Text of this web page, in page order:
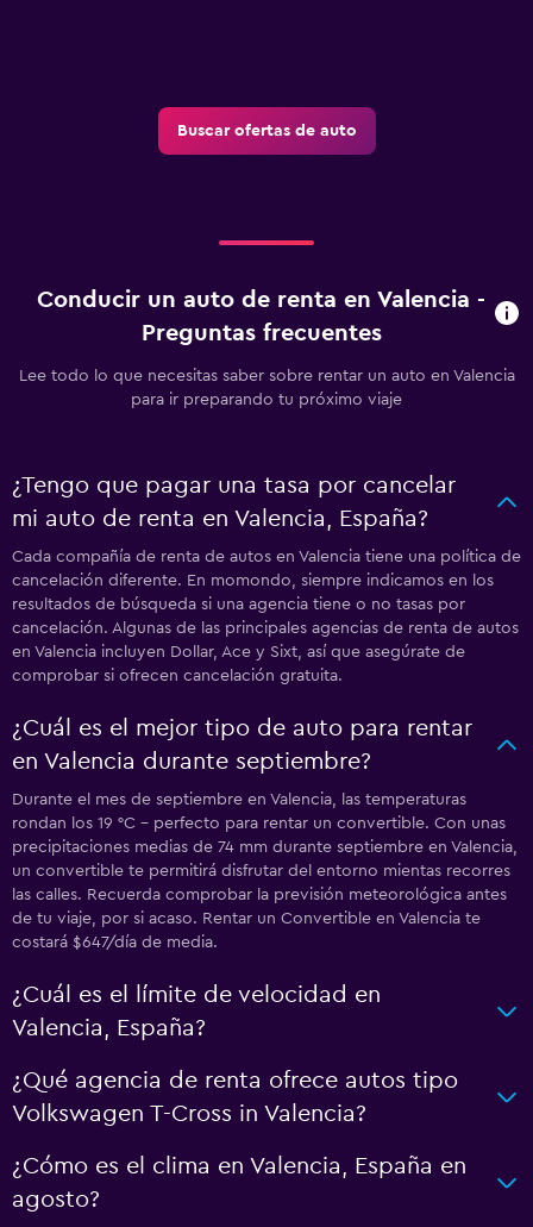
Buscar ofertas de auto
Conducir un auto de renta en Valencia -
Preguntas frecuentes
Lee todo lo que necesitas saber sobre rentar un auto en Valencia
para ir preparando tu próximo viaje
¿Tengo que pagar una tasa por cancelar
mi auto de renta en Valencia, España?
Cada compañía de renta de autos en Valencia tiene una política de
cancelación diferente. En momondo, siempre indicamos en los
resultados de búsqueda si una agencia tiene o no tasas por
cancelación. Algunas de las principales agencias de renta de autos
en Valencia incluyen Dollar, Ace y Sixt, así que asegúrate de
comprobar si ofrecen cancelación gratuita.
¿Cuál es el mejor tipo de auto para rentar
en Valencia durante septiembre?
Durante el mes de septiembre en Valencia, las temperaturas
rondan los 19 °C - perfecto para rentar un convertible. Con unas
precipitaciones medias de 74 mm durante septiembre en Valencia,
un convertible te permitirá disfrutar del entorno mientas recorres
las calles. Recuerda comprobar la previsión meteorológica antes
de tu viaje, por si acaso. Rentar un Convertible en Valencia te
costará $647/día de media.
¿Cuál es el límite de velocidad en
Valencia, España?
¿Qué agencia de renta ofrece autos tipo
Volkswagen T-Cross in Valencia?
¿Cómo es el clima en Valencia, España en
agosto?